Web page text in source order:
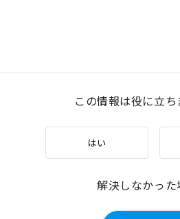
この情報は役に立ち
はい
解決しなかった